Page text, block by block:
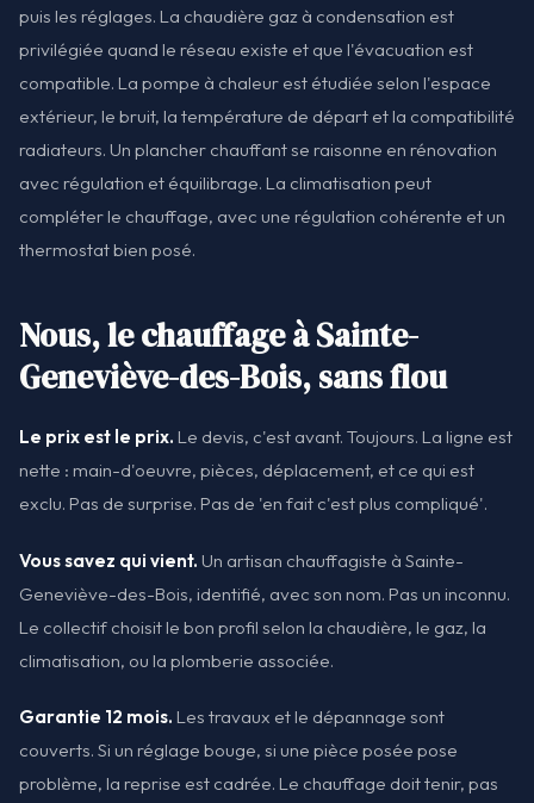
puis les réglages. La chaudière gaz à condensation est
privilégiée quand le réseau existe et que l'évacuation est
compatible. La pompe à chaleur est étudiée selon l'espace
extérieur, le bruit, la température de départ et la compatibilité
radiateurs. Un plancher chauffant se raisonne en rénovation
avec régulation et équilibrage. La climatisation peut
compléter le chauffage, avec une régulation cohérente et un
thermostat bien posé.
Nous, le chauffage à Sainte-
Geneviève-des-Bois, sans flou
Le prix est le prix. Le devis, c'est avant. Toujours. La ligne est
nette : main-d'oeuvre, pièces, déplacement, et ce qui est
exclu. Pas de surprise. Pas de 'en fait c'est plus compliqué'.
Vous savez qui vient. Un artisan chauffagiste à Sainte-
Geneviève-des-Bois, identifié, avec son nom. Pas un inconnu.
Le collectif choisit le bon profil selon la chaudière, le gaz, la
climatisation, ou la plomberie associée.
Garantie 12 mois. Les travaux et le dépannage sont
couverts. Si un réglage bouge, si une pièce posée pose
problème, la reprise est cadrée. Le chauffage doit tenir, pas